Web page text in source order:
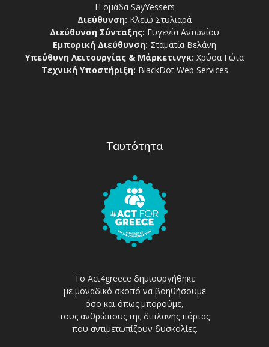
Η ομάδα SayYessers
Διεύθυνση: Κλειώ Στυλιαρά
Διεύθυνση Σύνταξης: Ευγενία Αντωνίου
Εμπορική Διεύθυνση: Σταματία Βελάνη
Υπεύθυνη Λειτουργίας & Μάρκετινγκ: Χρύσα Γώτα
Τεχνική Υποστήριξη: BlackDot Web Services
Ταυτότητα
Το Act4greece δημιουργήθηκε
με μοναδικό σκοπό να βοηθήσουμε
όσο και όπως μπορούμε,
τους ανθρώπους της διπλανής πόρτας
που αντιμετωπίζουν δυσκολίες.